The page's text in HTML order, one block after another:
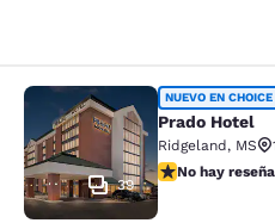
Prado Hotel
39
NUEVO EN
Prado Hotel
Ridgeland, MS
No hay reseñas
No hay